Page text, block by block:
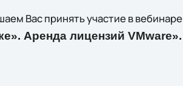
Вас принять участие в вебинаре
Аренда лицензий VMware».